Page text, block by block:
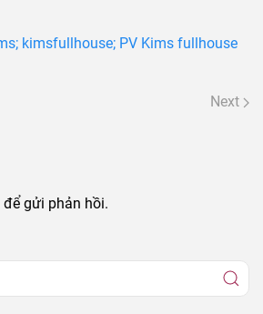
kimsfullhouse; PV Kims fullhouse
Next
để gửi phản hồi.